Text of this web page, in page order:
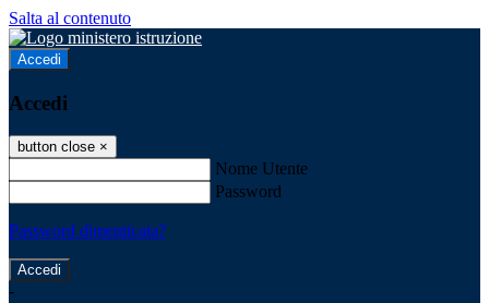
Salta al contenuto
Accedi
Accedi
button close ×
Nome Utente
Password
Password dimenticata?
-